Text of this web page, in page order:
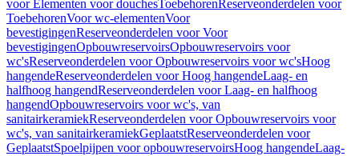
voor Elementen voor douchesToebehorenReserveonderdelen voor
ToebehorenVoor wc-elementenVoor
bevestigingenReserveonderdelen voor Voor
bevestigingenOpbouwreservoirsOpbouwreservoirs voor
wc'sReserveonderdelen voor Opbouwreservoirs voor wc'sHoog
hangendeReserveonderdelen voor Hoog hangendeLaag- en
halfhoog hangendReserveonderdelen voor Laag- en halfhoog
hangendOpbouwreservoirs voor wc's, van
sanitairkeramiekReserveonderdelen voor Opbouwreservoirs voor
wc's, van sanitairkeramiekGeplaatstReserveonderdelen voor
GeplaatstSpoelpijpen voor opbouwreservoirsHoog hangendeLaag-